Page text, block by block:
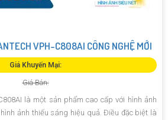
VPH-C808AI CÔNG NGHỆ MỚI
Giá Khuyến Mại:
Giá Bán:
là một sản phẩm cao cấp với hình ảnh
ảnh thiếu sáng hiệu quả. Điều đặc biệt là